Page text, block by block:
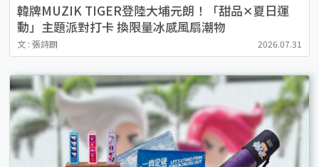
韓牌MUZIK TIGER登陸大埔元朗！「甜品✕夏日運
動」主題派對打卡 換限量冰感風扇潮物
文 : 張詩朗 2026.07.31